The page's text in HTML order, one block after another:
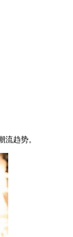
趋势。